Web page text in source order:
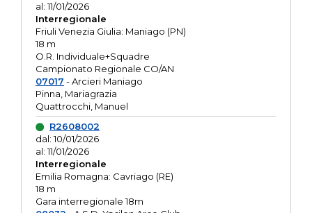
al: 11/01/2026
Interregionale
Friuli Venezia Giulia: Maniago (PN)
18 m
O.R. Individuale+Squadre
Campionato Regionale CO/AN
07017 - Arcieri Maniago
Pinna, Mariagrazia
Quattrocchi, Manuel
R2608002
dal: 10/01/2026
al: 11/01/2026
Interregionale
Emilia Romagna: Cavriago (RE)
18 m
Gara interregionale 18m